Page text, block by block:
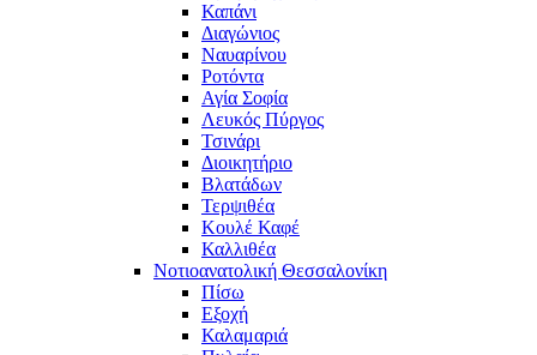
Καπάνι
Διαγώνιος
Ναυαρίνου
Ροτόντα
Αγία Σοφία
Λευκός Πύργος
Τσινάρι
Διοικητήριο
Βλατάδων
Τερψιθέα
Κουλέ Καφέ
Καλλιθέα
Νοτιοανατολική Θεσσαλονίκη
Πίσω
Εξοχή
Καλαμαριά